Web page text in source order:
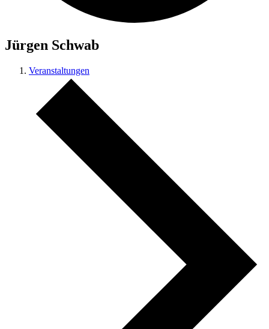
Jürgen Schwab
Veranstaltungen